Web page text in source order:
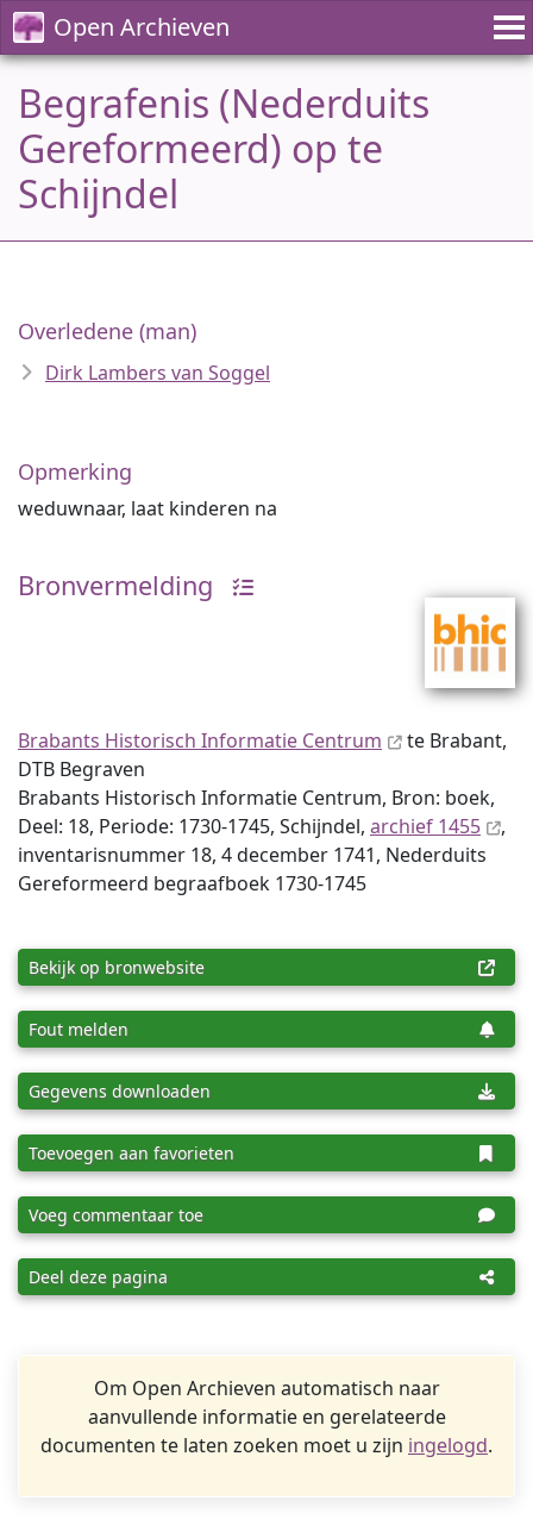
Open Archieven
Begrafenis (Nederduits
Gereformeerd) op te
Schijndel
Overledene (man)
Dirk Lambers van Soggel
Opmerking
weduwnaar, laat kinderen na
Bronvermelding
Brabants Historisch Informatie Centrum
te Brabant,
DTB Begraven
Brabants Historisch Informatie Centrum, Bron: boek,
Deel: 18, Periode: 1730-1745, Schijndel, archief 1455
,
inventaris­num­mer 18, 4 december 1741, Nederduits
Gereformeerd begraafboek 1730-1745
Bekijk op bronwebsite
Fout melden
Gegevens downloaden
Toevoegen aan favorieten
Voeg commentaar toe
Deel deze pagina
Om Open Archieven automatisch naar
aanvullende informatie en gerelateerde
documenten te laten zoeken moet u zijn ingelogd.